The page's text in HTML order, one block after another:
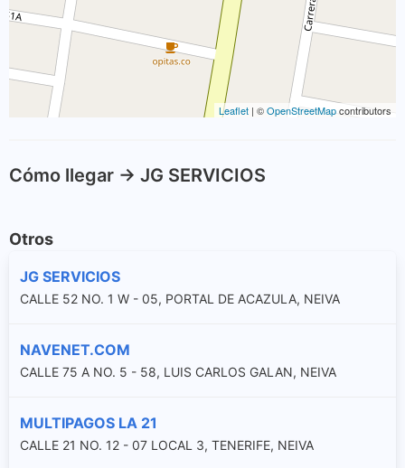
Leaflet | ©OpenStreetMapcontributors
Cómo llegar -> JG SERVICIOS
Otros
JG SERVICIOS
CALLE 52 NO. 1 W - 05, PORTAL DE ACAZULA, NEIVA
NAVENET.COM
CALLE 75 A NO. 5 - 58, LUIS CARLOS GALAN, NEIVA
MULTIPAGOS LA 21
CALLE 21 NO. 12 - 07 LOCAL 3, TENERIFE, NEIVA